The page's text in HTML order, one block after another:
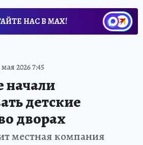
НАС В МАХ!
мая 2026 7:45
начали
детские
дворах
местная компания